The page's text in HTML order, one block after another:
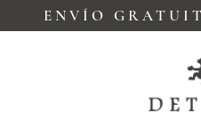
ENVÍO